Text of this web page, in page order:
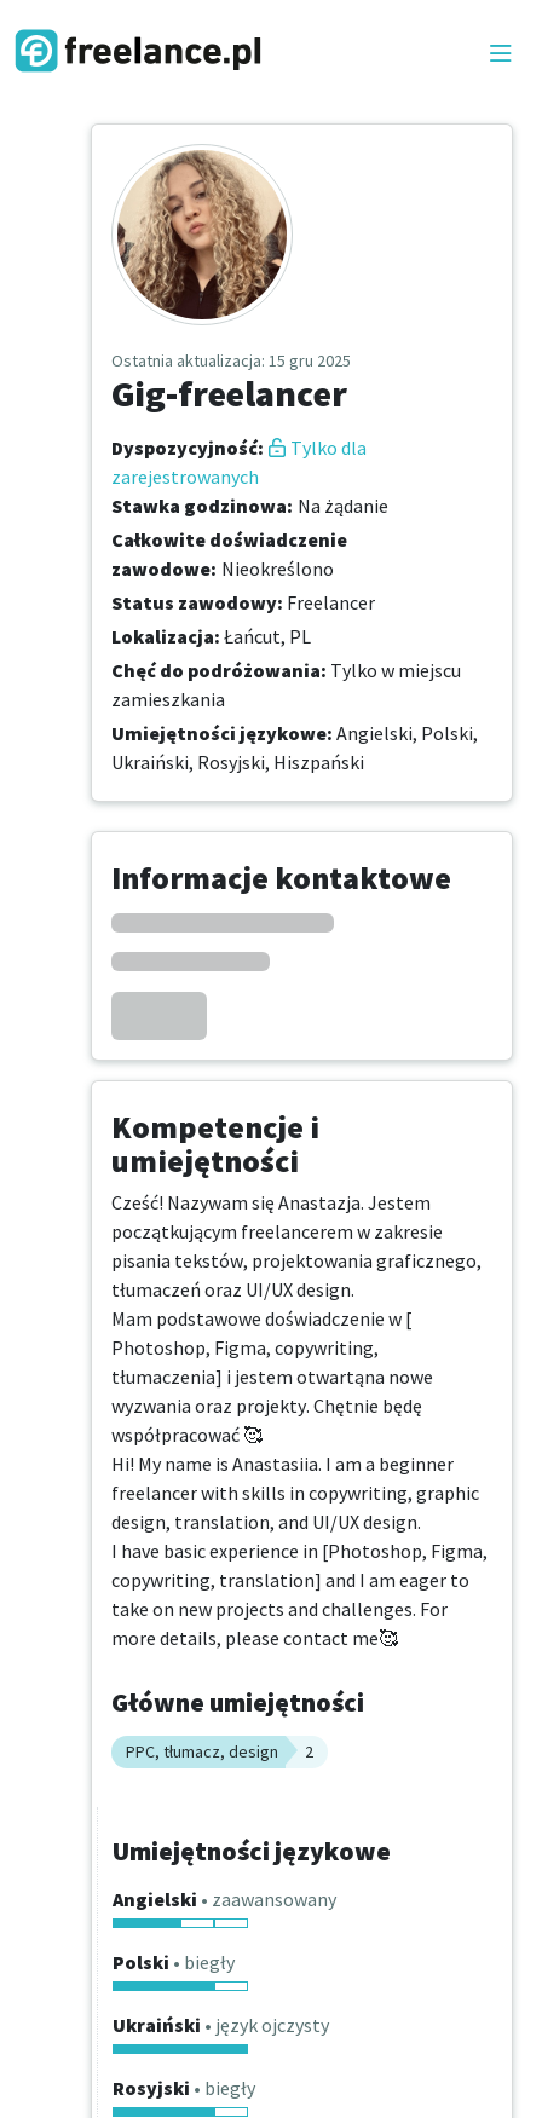
Ostatnia aktualizacja: 15 gru 2025
Gig-freelancer
Dyspozycyjność:
Tylko dla
zarejestrowanych
Stawka godzinowa: Na żądanie
Całkowite doświadczenie
zawodowe: Nieokreślono
Status zawodowy: Freelancer
Lokalizacja: Łańcut, PL
Chęć do podróżowania: Tylko w miejscu
zamieszkania
Umiejętności językowe: Angielski, Polski,
Ukraiński, Rosyjski, Hiszpański
Informacje kontaktowe
Kompetencje i
umiejętności
Cześć! Nazywam się Anastazja. Jestem
początkującym freelancerem w zakresie
pisania tekstów, projektowania graficznego,
tłumaczeń oraz UI/UX design.
Mam podstawowe doświadczenie w [
Photoshop, Figma, copywriting,
tłumaczenia] i jestem otwartąna nowe
wyzwania oraz projekty. Chętnie będę
współpracować 🥰
Hi! My name is Anastasiia. I am a beginner
freelancer with skills in copywriting, graphic
design, translation, and UI/UX design.
I have basic experience in [Photoshop, Figma,
copywriting, translation] and I am eager to
take on new projects and challenges. For
more details, please contact me🥰
Główne umiejętności
PPC, tłumacz, design 2
Umiejętności językowe
Angielski • zaawansowany
Polski • biegły
Ukraiński • język ojczysty
Rosyjski • biegły